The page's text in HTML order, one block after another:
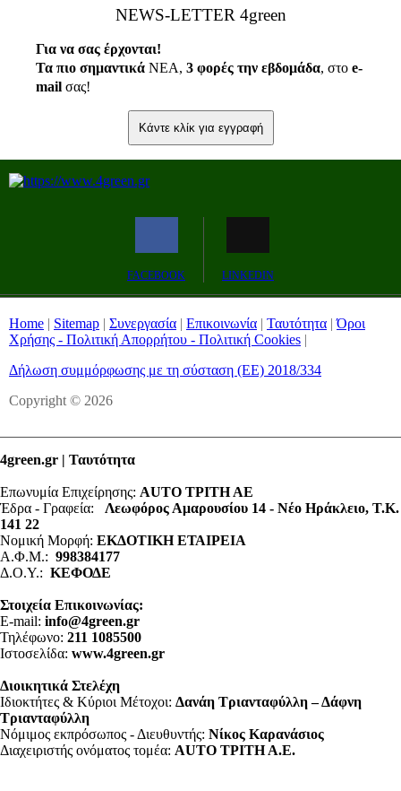
ΝEWS-LETTER 4green
Για να σας έρχονται!
Τα πιο σημαντικά ΝΕΑ, 3 φορές την εβδομάδα, στο e-
mail σας!
Κάντε κλίκ για εγγραφή
FACEBOOK LINKEDIN
Home | Sitemap | Συνεργασία | Επικοινωνία | Ταυτότητα |Όροι
Χρήσης - Πολιτική Απορρήτου - Πολιτική Cookies |
Δήλωση συμμόρφωσης με τη σύσταση (ΕΕ) 2018/334
Copyright © 2026
4green.gr | Ταυτότητα
Επωνυμία Επιχείρησης: AUTO ΤΡΙΤΗ ΑΕ
Έδρα - Γραφεία: Λεωφόρος Αμαρουσίου 14 - Νέο Ηράκλειο, Τ.Κ.
141 22
Νομική Μορφή: ΕΚΔΟΤΙΚΗ ΕΤΑΙΡΕΙΑ
Α.Φ.Μ.: 998384177
Δ.Ο.Υ.: ΚΕΦΟΔΕ
Στοιχεία Επικοινωνίας:
E-mail: info@4green.gr
Τηλέφωνο: 211 1085500
Ιστοσελίδα: www.4green.gr
Διοικητικά Στελέχη
Ιδιοκτήτες & Κύριοι Μέτοχοι: Δανάη Τριανταφύλλη – Δάφνη
Τριανταφύλλη
Νόμιμος εκπρόσωπος - Διευθυντής: Νίκος Καρανάσιος
Διαχειριστής ονόματος τομέα: ΑUTO ΤΡΙΤΗ Α.Ε.